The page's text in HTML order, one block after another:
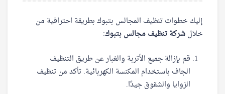
إليك خطوات تنظيف المجالس بتبوك بطريقة احترافية من
خلالشركة تنظيف مجالس بتبوك:
قم بإزالة جميع الأتربة والغبار عن طريق التنظيف
الجاف باستخدام المكنسة الكهربائية. تأكد من تنظيف
الزوايا والشقوق جيدًا.